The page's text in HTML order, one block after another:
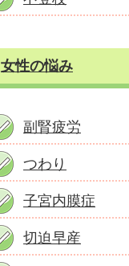
女性の悩み
副腎疲労
つわり
子宮内膜症
切迫早産